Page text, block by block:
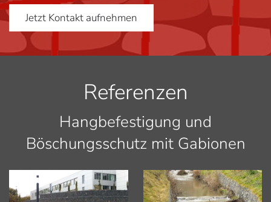
Jetzt Kontakt aufnehmen
Referenzen
Hangbefestigung und
Böschungsschutz mit Gabionen